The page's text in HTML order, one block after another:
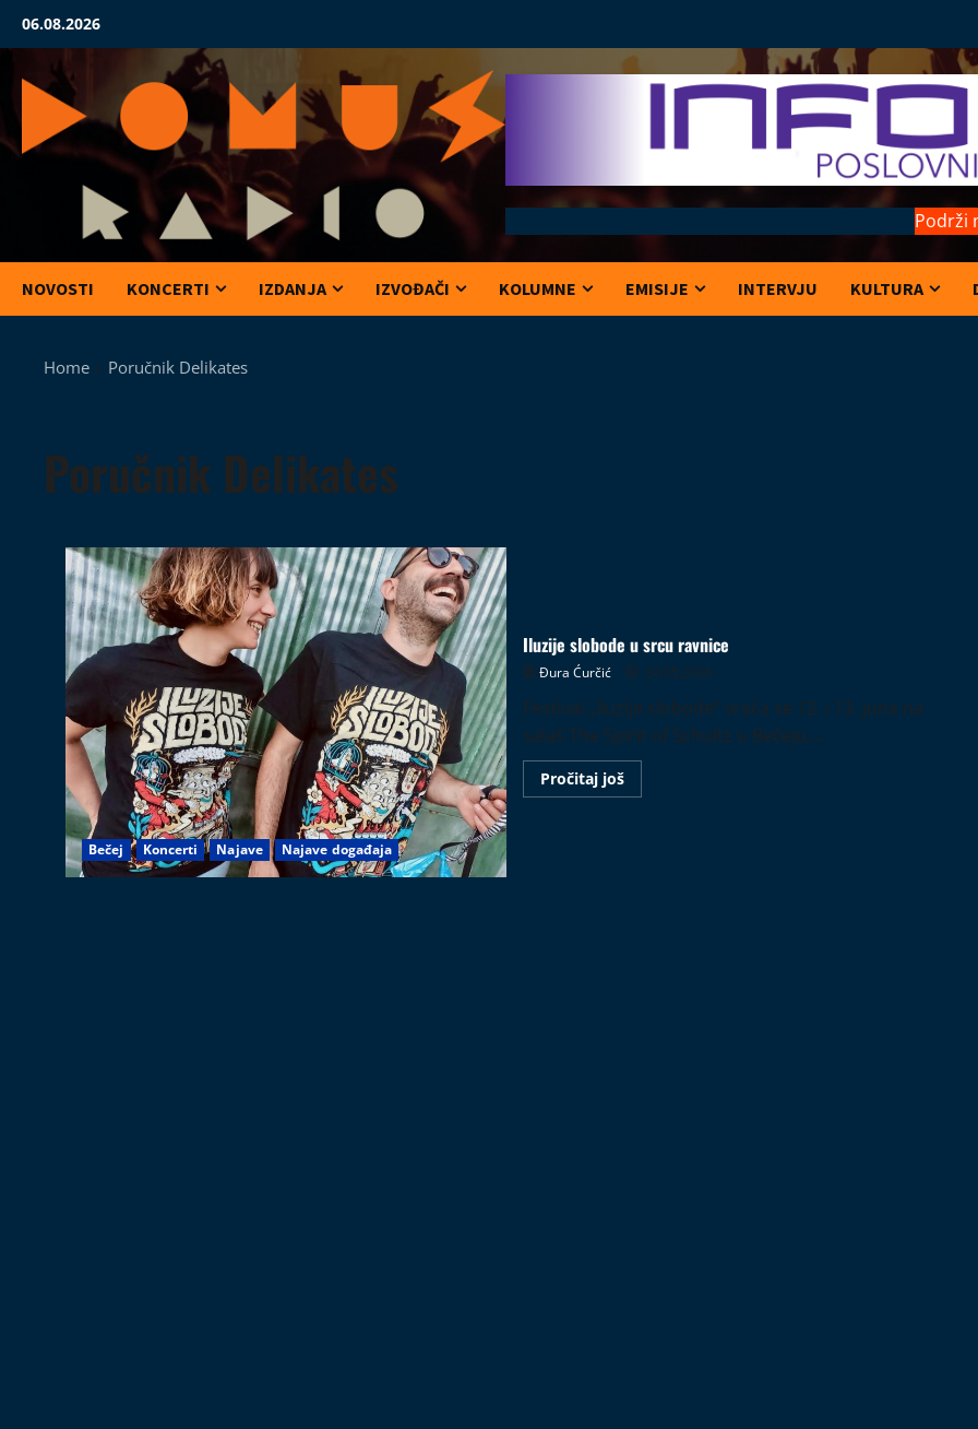
06.08.2026
Podrži
NOVOSTI KONCERTI IZDANJA IZVOĐAČI KOLUMNE EMISIJE INTERVJU KULTURA
Home Poručnik Delikates
Poručnik Delikates
Bečej Koncerti Najave Najave događaja
Iluzije slobode u srcu ravnice
Đura Ćurčić 24.05.2026
Festival „Iluzije slobode“ vraća se 12. i 13. juna na
salaš The Spirit of Schultz u Bečeju,...
Pročitaj jošRead
more